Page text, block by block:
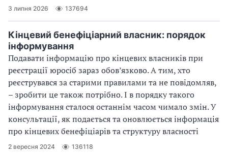
3 липня 2026 137694
Кінцевий бенефіціарний власник: порядок
інформування
Подавати інформацію про кінцевих власників при
реєстрації юросіб зараз обов’язково. А тим, хто
реєструвався за старими правилами та не повідомляв,
– зробити це також потрібно. І в порядку такого
інформування сталося останнім часом чимало змін. У
консультації, як подається та оновлюється інформація
про кінцевих бенефіціарів та структуру власності
2 вересня 2024 136118